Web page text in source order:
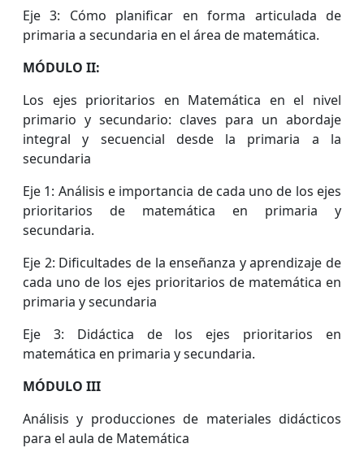
Eje 3: Cómo planificar en forma articulada de
primaria a secundaria en el área de matemática.
MÓDULO II:
Los ejes prioritarios en Matemática en el nivel
primario y secundario: claves para un abordaje
integral y secuencial desde la primaria a la
secundaria
Eje 1: Análisis e importancia de cada uno de los ejes
prioritarios de matemática en primaria y
secundaria.
Eje 2: Dificultades de la enseñanza y aprendizaje de
cada uno de los ejes prioritarios de matemática en
primaria y secundaria
Eje 3: Didáctica de los ejes prioritarios en
matemática en primaria y secundaria.
MÓDULO III
Análisis y producciones de materiales didácticos
para el aula de Matemática